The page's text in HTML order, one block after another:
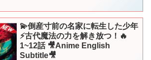
💫倒産寸前の名家に転生した少年
⚡古代魔法の力を解き放つ！🔥
1~12話 🎥Anime English
Subtitle🎥